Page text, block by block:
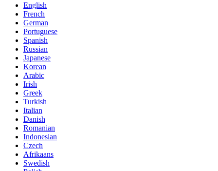
English
French
German
Portuguese
Spanish
Russian
Japanese
Korean
Arabic
Irish
Greek
Turkish
Italian
Danish
Romanian
Indonesian
Czech
Afrikaans
Swedish